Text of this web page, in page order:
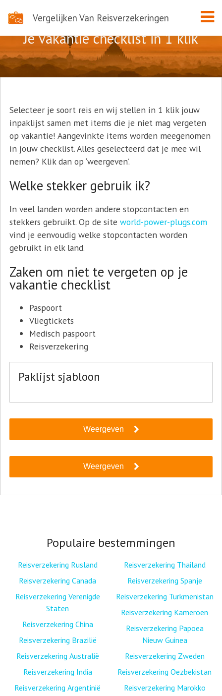
Vergelijken Van Reisverzekeringen
Je vakantie checklist in 1 klik
Selecteer je soort reis en wij stellen in 1 klik jouw
inpaklijst samen met items die je niet mag vergeten
op vakantie! Aangevinkte items worden meegenomen
in jouw checklist. Alles geselecteerd dat je mee wil
nemen? Klik dan op ‘weergeven’.
Welke stekker gebruik ik?
In veel landen worden andere stopcontacten en
stekkers gebruikt. Op de site world-power-plugs.com
vind je eenvoudig welke stopcontacten worden
gebruikt in elk land.
Zaken om niet te vergeten op je
vakantie checklist
Paspoort
Vliegtickets
Medisch paspoort
Reisverzekering
Paklijst sjabloon
Weergeven
Weergeven
Populaire bestemmingen
Reisverzekering Rusland
Reisverzekering Canada
Reisverzekering Verenigde
Staten
Reisverzekering China
Reisverzekering Brazilië
Reisverzekering Australië
Reisverzekering India
Reisverzekering Argentinië
Reisverzekering Thailand
Reisverzekering Spanje
Reisverzekering Turkmenistan
Reisverzekering Kameroen
Reisverzekering Papoea
Nieuw Guinea
Reisverzekering Zweden
Reisverzekering Oezbekistan
Reisverzekering Marokko